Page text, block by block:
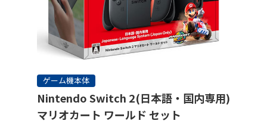
ゲーム機本体
Nintendo Switch 2(日本語・国内専用)
マリオカート ワールド セット